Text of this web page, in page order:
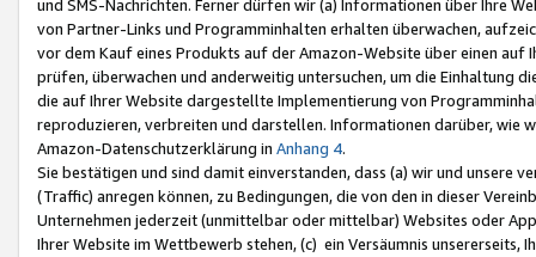
und SMS-Nachrichten. Ferner dürfen wir (a) Informationen über Ihre
von Partner-Links und Programminhalten erhalten überwachen,
vor dem Kauf eines Produkts auf der Amazon-Website über einen
prüfen, überwachen und anderweitig untersuchen, um die Einhaltung
die auf Ihrer Website dargestellte Implementierung von
reproduzieren, verbreiten und darstellen. Informationen darüber, wie
Amazon-Datenschutzerklärung in Anhang 4.
Sie bestätigen und sind damit einverstanden, dass (a) wir und
(Traffic) anregen können, zu Bedingungen, die von den in dieser
Unternehmen jederzeit (unmittelbar oder mittelbar) Websites oder
Ihrer Website im Wettbewerb stehen, (c) ein Versäumnis unsererseits,